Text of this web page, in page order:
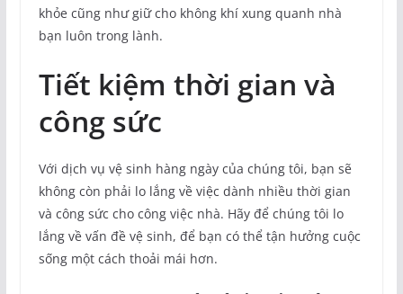
khỏe cũng như giữ cho không khí xung quanh nhà
bạn luôn trong lành.
Tiết kiệm thời gian và
công sức
Với dịch vụ vệ sinh hàng ngày của chúng tôi, bạn sẽ
không còn phải lo lắng về việc dành nhiều thời gian
và công sức cho công việc nhà. Hãy để chúng tôi lo
lắng về vấn đề vệ sinh, để bạn có thể tận hưởng cuộc
sống một cách thoải mái hơn.